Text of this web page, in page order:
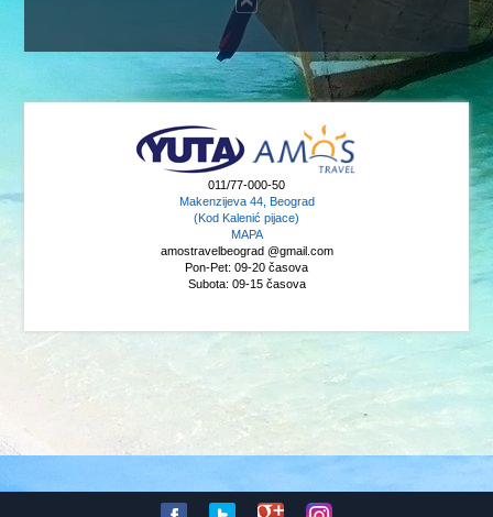
011/77-000-50
Makenzijeva 44, Beograd
(Kod Kalenić pijace)
MAPA
amostravelbeograd @gmail.com
Pon-Pet: 09-20 časova
Subota: 09-15 časova